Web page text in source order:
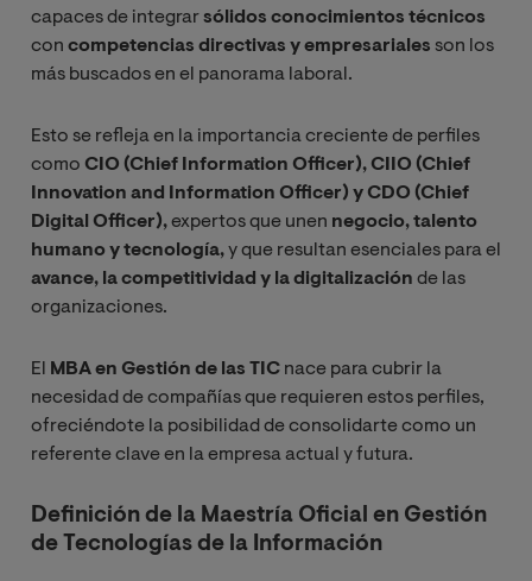
capaces de integrarsólidos conocimientos técnicos
con competencias directivas y empresariales son los
más buscados en el panorama laboral.
Esto se refleja en la importancia creciente de perfiles
como CIO (Chief Information Officer), CIIO (Chief
Innovation and Information Officer) y CDO (Chief
Digital Officer),expertos que unen negocio, talento
humano y tecnología,y que resultan esenciales para el
avance, la competitividad y la digitalización de las
organizaciones.
El MBA en Gestión de las TIC nace para cubrir la
necesidad de compañías que requieren estos perfiles,
ofreciéndote la posibilidad de consolidarte como un
referente clave en la empresa actual y futura.
Definición de la Maestría Oficial en Gestión
de Tecnologías de la Información